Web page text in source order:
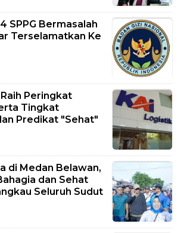
SPPG Bermasalah
Terselamatkan Ke
Peringkat
Tingkat
Predikat "Sehat"
di Medan Belawan,
dan Sehat
Seluruh Sudut